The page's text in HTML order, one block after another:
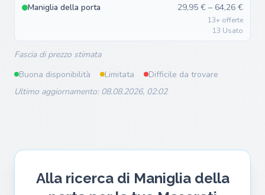
Maniglia della porta 29,95 € – 64,26 €
13+ offerte
13 Usato
Fascia di prezzo stimata
Buona disponibilità
Limitata
Difficile da trovare
Ultimo aggiornamento: 08.08.2026, 02:02
Alla ricerca di Maniglia della